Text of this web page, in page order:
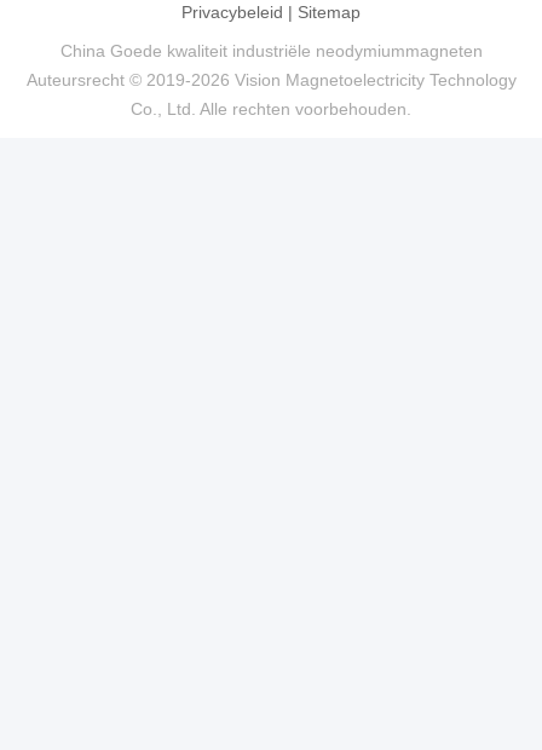
Privacybeleid | Sitemap
China Goede kwaliteit industriële neodymiummagneten
Auteursrecht © 2019-2026 Vision Magnetoelectricity Technology
Co., Ltd. Alle rechten voorbehouden.